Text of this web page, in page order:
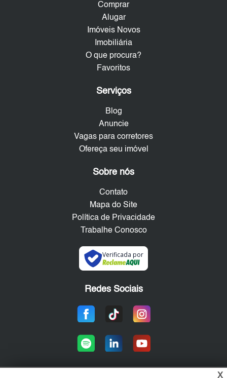
Comprar
Alugar
Imóveis Novos
Imobiliária
O que procura?
Favoritos
Serviços
Blog
Anuncie
Vagas para corretores
Ofereça seu imóvel
Sobre nós
Contato
Mapa do Site
Política de Privacidade
Trabalhe Conosco
Verificada por
Redes Sociais
X